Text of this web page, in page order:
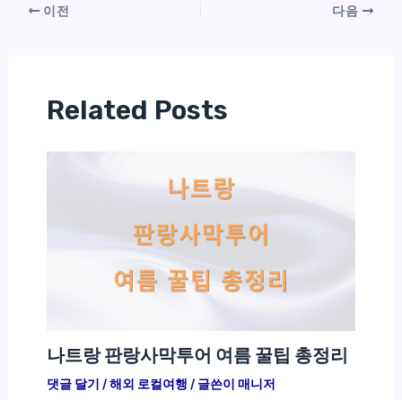
이전 다음
Related Posts
나트랑 판랑사막투어 여름 꿀팁 총정리
댓글 달기 /해외 로컬여행 / 글쓴이 매니저